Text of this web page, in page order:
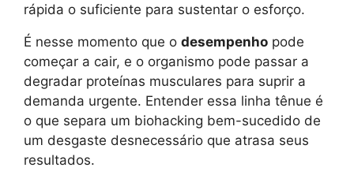
rápida o suficiente para sustentar o esforço.
É nesse momento que o desempenho pode
começar a cair, e o organismo pode passar a
degradar proteínas musculares para suprir a
demanda urgente. Entender essa linha tênue é
o que separa um biohacking bem-sucedido de
um desgaste desnecessário que atrasa seus
resultados.